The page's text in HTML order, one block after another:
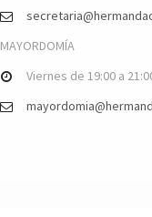
MAYORDOMÍA
Viernes de 19:00 a